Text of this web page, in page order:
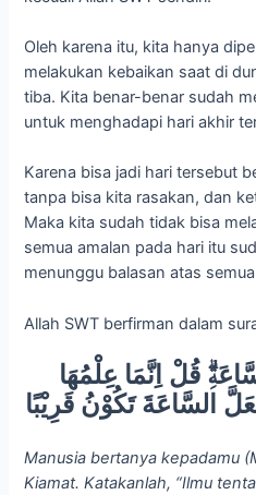
Oleh karena itu, kita hanya
melakukan kebaikan saat di
tiba. Kita benar-benar sudah
untuk menghadapi hari akhir
Karena bisa jadi hari tersebut
tanpa bisa kita rasakan, dan
Maka kita sudah tidak bisa
semua amalan pada hari itu
menunggu balasan atas
Allah SWT berfirman dalam
قُلْ اِنَّمَا عِلْمُهَا
السَّاعَةَ تَكُوْنُ قَرِيْبًا
Manusia bertanya kepadamu
Kiamat. Katakanlah, “Ilmu